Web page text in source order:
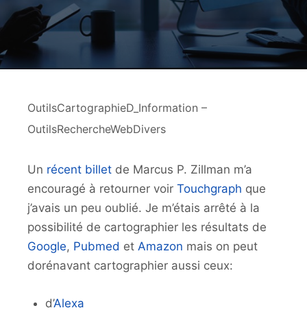
OutilsCartographieD_Information –
OutilsRechercheWebDivers
Un récent billet de Marcus P. Zillman m’a
encouragé à retourner voir Touchgraph que
j’avais un peu oublié. Je m’étais arrêté à la
possibilité de cartographier les résultats de
Google, Pubmed et Amazon mais on peut
dorénavant cartographier aussi ceux:
d’Alexa